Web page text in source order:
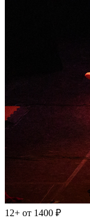
12+ от 1400 ₽